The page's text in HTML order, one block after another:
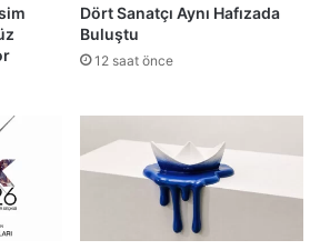
Dört Sanatçı Aynı Hafızada
Buluştu
12 saat önce